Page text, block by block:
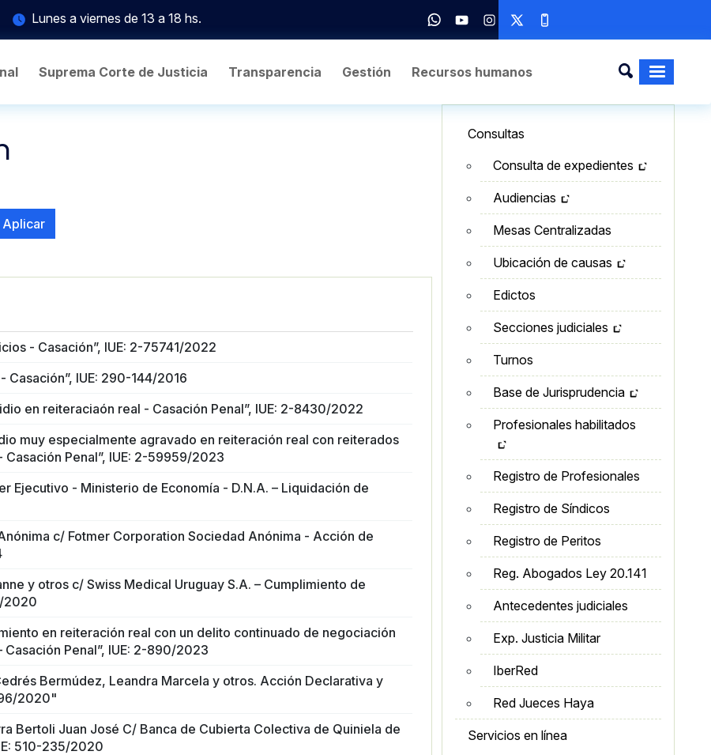
Lunes a viernes de 13 a 18 hs.
Suprema Corte de Justicia Transparencia Gestión Recursos humanos
Aplicar
- Casación”, IUE: 2-75741/2022
IUE: 290-144/2016
en reiteraciaón real - Casación Penal”, IUE: 2-8430/2022
muy especialmente agravado en reiteración real con reiterados
Penal”, IUE: 2-59959/2023
Ejecutivo - Ministerio de Economía - D.N.A. – Liquidación de
c/ Fotmer Corporation Sociedad Anónima - Acción de
y otros c/ Swiss Medical Uruguay S.A. – Cumplimiento de
2020
en reiteración real con un delito continuado de negociación
Penal”, IUE: 2-890/2023
Bermúdez, Leandra Marcela y otros. Acción Declarativa y
2020"
Bertoli Juan José C/ Banca de Cubierta Colectiva de Quiniela de
510-235/2020
Lateral - Menú secundario
Consultas
Consulta de expedientes
Audiencias
Mesas Centralizadas
Ubicación de causas
Edictos
Secciones judiciales
Turnos
Base de Jurisprudencia
Profesionales habilitados
Registro de Profesionales
Registro de Síndicos
Registro de Peritos
Reg. Abogados Ley 20.141
Antecedentes judiciales
Exp. Justicia Militar
IberRed
Red Jueces Haya
Servicios en línea